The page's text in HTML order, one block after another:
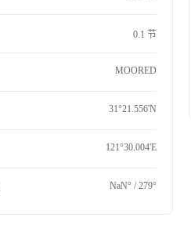
0.1 节
MOORED
31°21.556'N
121°30.004'E
NaN° / 279°